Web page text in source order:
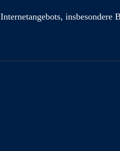
insbesondere